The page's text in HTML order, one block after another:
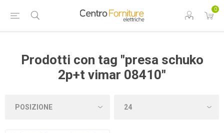
0
Prodotti con tag "presa schuko
2p+t vimar 08410"